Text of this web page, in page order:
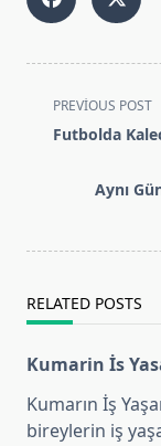
<span
class="nav-
PREVIOUS POST
Futbolda
Aynı
RELATED POSTS
Kumarin İs
Kumarın İş
bireylerin iş